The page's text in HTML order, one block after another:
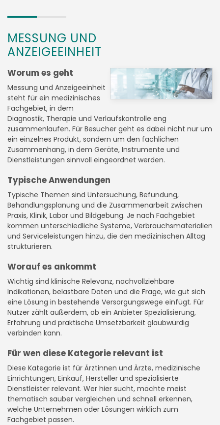
MESSUNG UND
ANZEIGEEINHEIT
Worum es geht
Messung und Anzeigeeinheit
steht für ein medizinisches
Fachgebiet, in dem
Diagnostik, Therapie und Verlaufskontrolle eng
zusammenlaufen. Für Besucher geht es dabei nicht nur um
ein einzelnes Produkt, sondern um den fachlichen
Zusammenhang, in dem Geräte, Instrumente und
Dienstleistungen sinnvoll eingeordnet werden.
Typische Anwendungen
Typische Themen sind Untersuchung, Befundung,
Behandlungsplanung und die Zusammenarbeit zwischen
Praxis, Klinik, Labor und Bildgebung. Je nach Fachgebiet
kommen unterschiedliche Systeme, Verbrauchsmaterialien
und Serviceleistungen hinzu, die den medizinischen Alltag
strukturieren.
Worauf es ankommt
Wichtig sind klinische Relevanz, nachvollziehbare
Indikationen, belastbare Daten und die Frage, wie gut sich
eine Lösung in bestehende Versorgungswege einfügt. Für
Nutzer zählt außerdem, ob ein Anbieter Spezialisierung,
Erfahrung und praktische Umsetzbarkeit glaubwürdig
verbinden kann.
Für wen diese Kategorie relevant ist
Diese Kategorie ist für Ärztinnen und Ärzte, medizinische
Einrichtungen, Einkauf, Hersteller und spezialisierte
Dienstleister relevant. Wer hier sucht, möchte meist
thematisch sauber vergleichen und schnell erkennen,
welche Unternehmen oder Lösungen wirklich zum
Fachgebiet passen.